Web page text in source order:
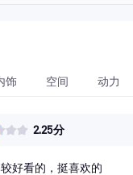
饰 空间 动力
2.25分
好看的，挺喜欢的